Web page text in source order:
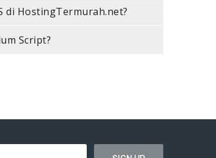
di HostingTermurah.net?
Script?